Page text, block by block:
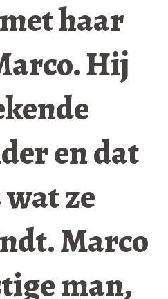
haar
Hij
en dat
ze
Marco
man,